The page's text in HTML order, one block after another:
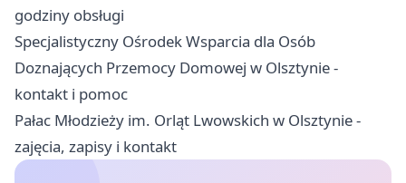
godziny obsługi
Specjalistyczny Ośrodek Wsparcia dla Osób
Doznających Przemocy Domowej w Olsztynie -
kontakt i pomoc
Pałac Młodzieży im. Orląt Lwowskich w Olsztynie -
zajęcia, zapisy i kontakt